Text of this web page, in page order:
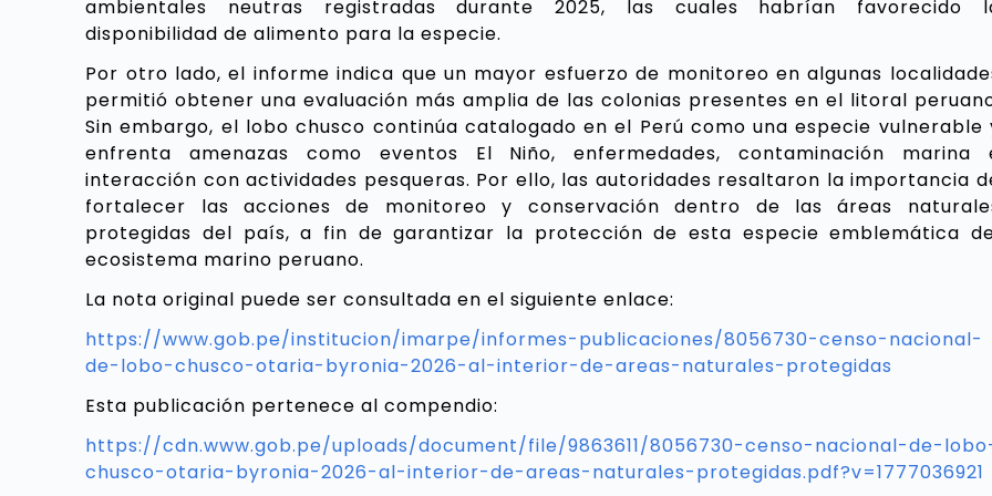
ambientales neutras registradas durante 2025, las cuales habrían favorecido
disponibilidad de alimento para la especie.
Por otro lado, el informe indica que un mayor esfuerzo de monitoreo en algunas
permitió obtener una evaluación más amplia de las colonias presentes en el litoral
Sin embargo, el lobo chusco continúa catalogado en el Perú como una especie vulnerable
enfrenta amenazas como eventos El Niño, enfermedades, contaminación marina
interacción con actividades pesqueras. Por ello, las autoridades resaltaron la importancia
fortalecer las acciones de monitoreo y conservación dentro de las áreas
protegidas del país, a fin de garantizar la protección de esta especie emblemática
ecosistema marino peruano.
La nota original puede ser consultada en el siguiente enlace:
https://www.gob.pe/institucion/imarpe/informes-publicaciones/8056730-censo-nacional-
de-lobo-chusco-otaria-byronia-2026-al-interior-de-areas-naturales-protegidas
Esta publicación pertenece al compendio:
https://cdn.www.gob.pe/uploads/document/file/9863611/8056730-censo-nacional-de-
chusco-otaria-byronia-2026-al-interior-de-areas-naturales-protegidas.pdf?v=1777036921